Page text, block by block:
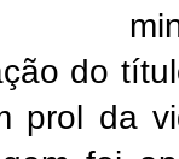
do
prol da